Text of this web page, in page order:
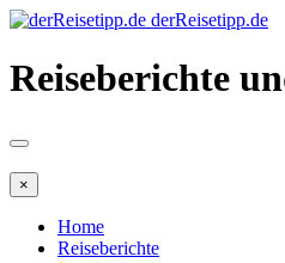
derReisetipp.de
Reiseberichte
×
Home
Reiseberichte